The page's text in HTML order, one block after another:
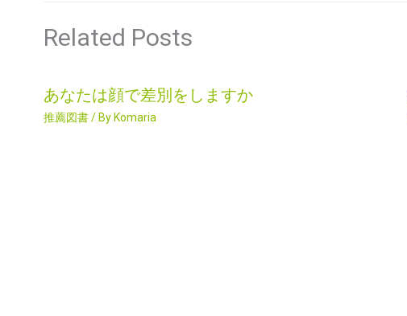
Related Posts
あなたは顔で差別をしますか
推薦図書/ By Komaria